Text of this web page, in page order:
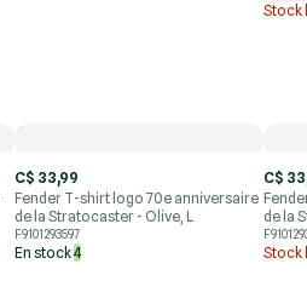
Stock
C$ 33,99
Fender T-shirt logo 70e anniversaire
de la Stratocaster - Olive, L
F9101293597
En stock4
C$
de la
Stock